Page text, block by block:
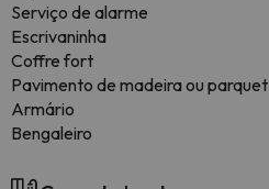
Serviço de alarme
Escrivaninha
Coffre fort
Pavimento de madeira ou parquet
Armário
Bengaleiro